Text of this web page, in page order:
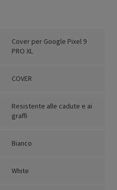
Cover per Google Pixel 9
PRO XL
COVER
Resistente alle cadute e ai
graffi
Bianco
White